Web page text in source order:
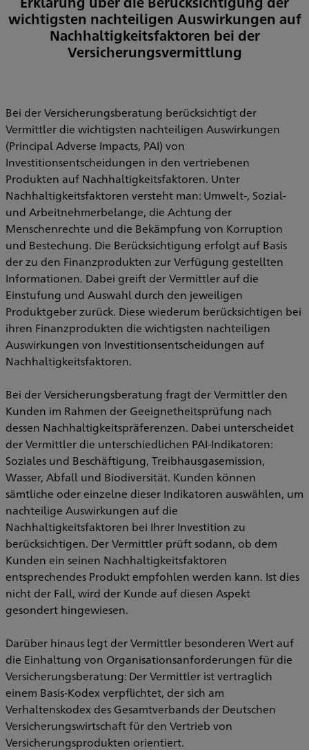
wichtigsten nachteiligen Auswirkungen auf
Nachhaltigkeitsfaktoren bei der
Versicherungsvermittlung
Bei der Versicherungsberatung berücksichtigt der
Vermittler die wichtigsten nachteiligen Auswirkungen
(Principal Adverse Impacts, PAI) von
Investitionsentscheidungen in den vertriebenen
Produkten auf Nachhaltigkeitsfaktoren. Unter
Nachhaltigkeitsfaktoren versteht man: Umwelt-, Sozial-
und Arbeitnehmerbelange, die Achtung der
Menschenrechte und die Bekämpfung von Korruption
und Bestechung. Die Berücksichtigung erfolgt auf Basis
der zu den Finanzprodukten zur Verfügung gestellten
Informationen. Dabei greift der Vermittler auf die
Einstufung und Auswahl durch den jeweiligen
Produktgeber zurück. Diese wiederum berücksichtigen bei
ihren Finanzprodukten die wichtigsten nachteiligen
Auswirkungen von Investitionsentscheidungen auf
Nachhaltigkeitsfaktoren.
Bei der Versicherungsberatung fragt der Vermittler den
Kunden im Rahmen der Geeignetheitsprüfung nach
dessen Nachhaltigkeitspräferenzen. Dabei unterscheidet
der Vermittler die unterschiedlichen PAI-Indikatoren:
Soziales und Beschäftigung, Treibhausgasemission,
Wasser, Abfall und Biodiversität. Kunden können
sämtliche oder einzelne dieser Indikatoren auswählen, um
nachteilige Auswirkungen auf die
Nachhaltigkeitsfaktoren bei Ihrer Investition zu
berücksichtigen. Der Vermittler prüft sodann, ob dem
Kunden ein seinen Nachhaltigkeitsfaktoren
entsprechendes Produkt empfohlen werden kann. Ist dies
nicht der Fall, wird der Kunde auf diesen Aspekt
gesondert hingewiesen.
Darüber hinaus legt der Vermittler besonderen Wert auf
die Einhaltung von Organisationsanforderungen für die
Versicherungsberatung: Der Vermittler ist vertraglich
einem Basis-Kodex verpflichtet, der sich am
Verhaltenskodex des Gesamtverbands der Deutschen
Versicherungswirtschaft für den Vertrieb von
Versicherungsprodukten orientiert.